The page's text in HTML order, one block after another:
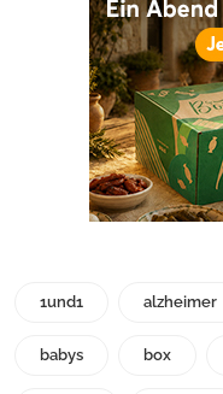
1und1 alzheimer
babys box